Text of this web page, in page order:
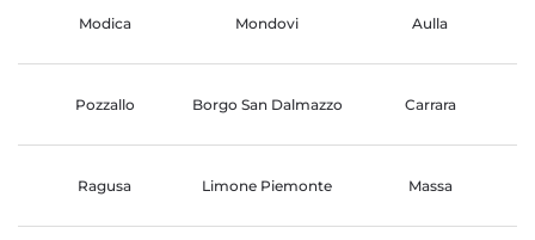
Modica Mondovi Aulla
Pozzallo Borgo San Dalmazzo Carrara
Ragusa Limone Piemonte Massa